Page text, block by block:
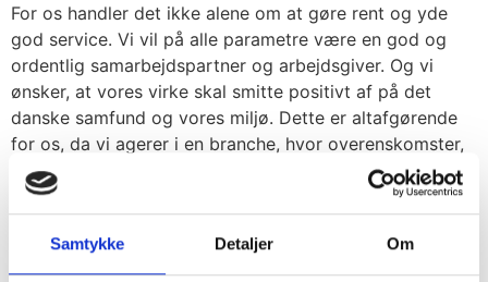
Samtykke Detaljer Om
For os handler det ikke alene om at gøre rent og yde
god service. Vi vil på alle parametre være en god og
ordentlig samarbejdspartner og arbejdsgiver. Og vi
ønsker, at vores virke skal smitte positivt af på det
danske samfund og vores miljø. Dette er altafgørende
for os, da vi agerer i en branche, hvor overenskomster,
respekt, miljøhensyn og ordentlige arbejdsforhold ikke
altid er en selvfølge. Men det skal og vil det altid være